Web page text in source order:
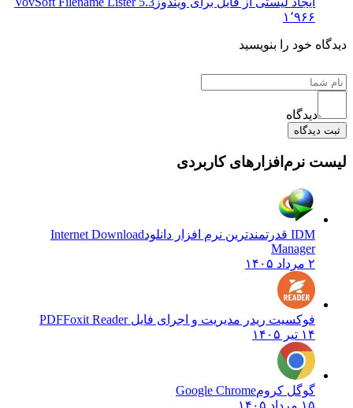
۱٬۹۶۶
خود را بنویسید
دیدگاه
نرم‌افزارهای کاربردی
Internet Download
Manager
فوکسیت ریدر مدیریت و اجرای فایل PDF Foxit Reader
گوگل کروم Google Chrome